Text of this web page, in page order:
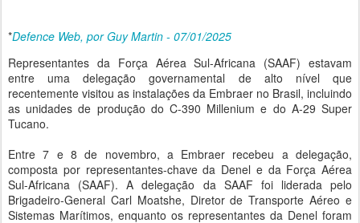
*Defence Web, por Guy Martin - 07/01/2025
Representantes da Força Aérea Sul-Africana (SAAF) estavam
entre uma delegação governamental de alto nível que
recentemente visitou as instalações da Embraer no Brasil, incluindo
as unidades de produção do C-390 Millenium e do A-29 Super
Tucano.
Entre 7 e 8 de novembro, a Embraer recebeu a delegação,
composta por representantes-chave da Denel e da Força Aérea
Sul-Africana (SAAF). A delegação da SAAF foi liderada pelo
Brigadeiro-General Carl Moatshe, Diretor de Transporte Aéreo e
Sistemas Marítimos, enquanto os representantes da Denel foram